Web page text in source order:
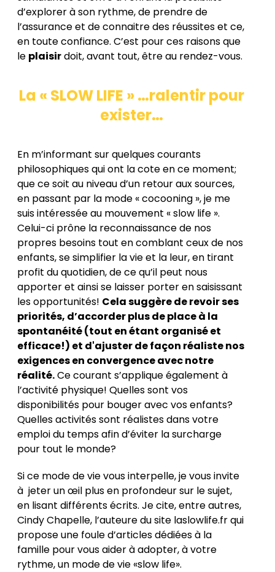
d’explorer à son rythme, de prendre de
l’assurance et de connaitre des réussites et ce,
en toute confiance. C’est pour ces raisons que
le plaisirdoit, avant tout, être au rendez-vous.
La « SLOW LIFE » …ralentir pour
exister…
En m’informant sur quelques courants
philosophiques qui ont la cote en ce moment;
que ce soit au niveau d’un retour aux sources,
en passant par la mode « cocooning », je me
suis intéressée au mouvement « slow life ».
Celui-ci prône la reconnaissance de nos
propres besoins tout en comblant ceux de nos
enfants, se simplifier la vie et la leur, en tirant
profit du quotidien, de ce qu’il peut nous
apporter et ainsi se laisser porter en saisissant
les opportunités! Cela suggère de revoir ses
priorités, d’accorder plus de place à la
spontanéité (tout en étant organisé et
efficace!) et d'ajuster de façon réaliste nos
exigences en convergence avec notre
réalité.Ce courant s’applique également à
l’activité physique! Quelles sont vos
disponibilités pour bouger avec vos enfants?
Quelles activités sont réalistes dans votre
emploi du temps afin d’éviter la surcharge
pour tout le monde?
Si ce mode de vie vous interpelle, je vous invite
à jeter un œil plus en profondeur sur le sujet,
en lisant différents écrits. Je cite, entre autres,
Cindy Chapelle, l’auteure du site laslowlife.frqui
propose une foule d’articles dédiées à la
famille pour vous aider à adopter, à votre
rythme, un mode de vie «slow life».